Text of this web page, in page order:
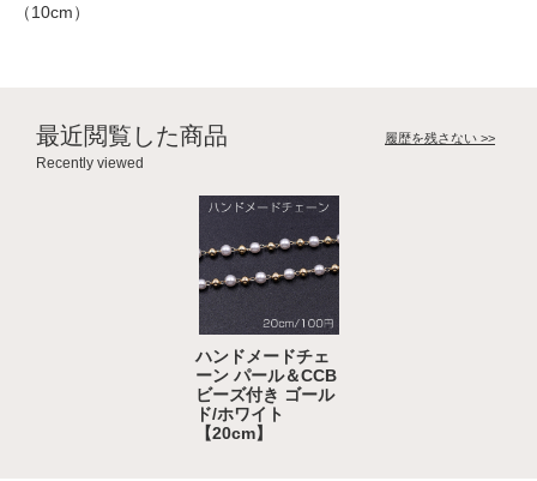
（10cm）
最近閲覧した商品
Recently viewed
履歴を残さない >>
ハンドメードチェ
ーン パール＆CCB
ビーズ付き ゴール
ド/ホワイト
【20cm】